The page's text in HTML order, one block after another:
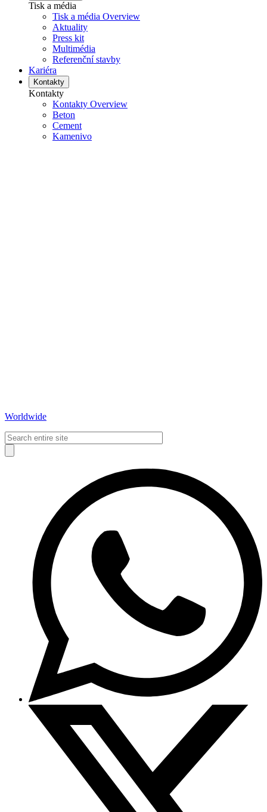
Tisk a média
Tisk a média Overview
Aktuality
Press kit
Multimédia
Referenční stavby
Kariéra
Kontakty
Kontakty
Kontakty Overview
Beton
Cement
Kamenivo
Worldwide